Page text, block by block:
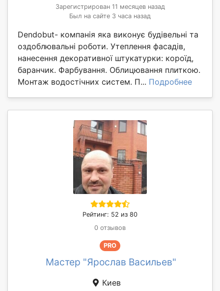
Зарегистрирован 11 месяцев назад
Был на сайте 3 часа назад
Dendobut- компанія яка виконує будівельні та
оздоблювальні роботи. Утеплення фасадів,
нанесення декоративної штукатурки: короїд,
баранчик. Фарбування. Облицювання плиткою.
Монтаж водостічних систем. П... Подробнее
Рейтинг: 52 из 80
0 отзывов
PRO
Мастер "Ярослав Васильев"
Киев